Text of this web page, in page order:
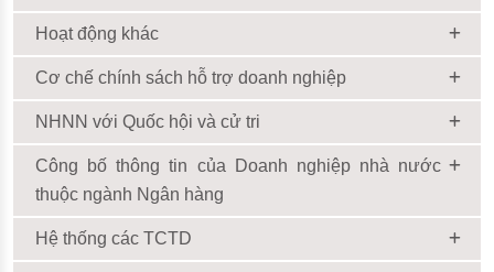
Hoạt động khác
Cơ chế chính sách hỗ trợ doanh nghiệp
NHNN với Quốc hội và cử tri
Công bố thông tin của Doanh nghiệp nhà nước
thuộc ngành Ngân hàng
Hệ thống các TCTD